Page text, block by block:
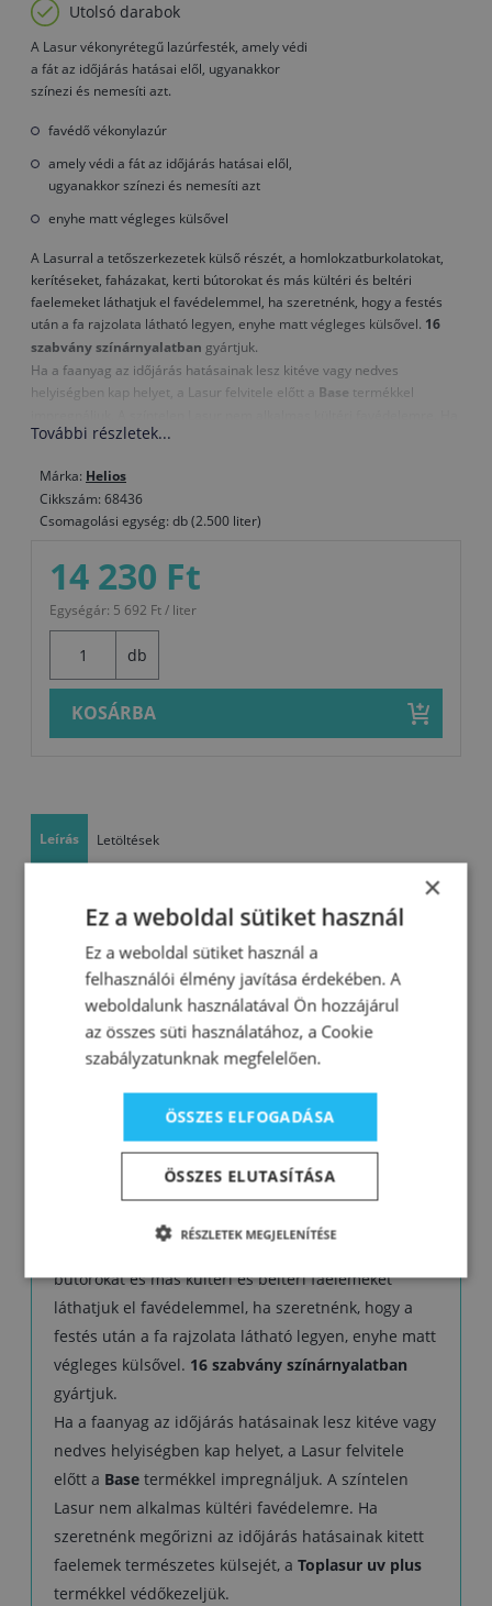
Utolsó darabok
A Lasur vékonyrétegű lazúrfesték, amely védi
a fát az időjárás hatásai elől, ugyanakkor
színezi és nemesíti azt.
favédő vékonylazúr
amely védi a fát az időjárás hatásai elől,
ugyanakkor színezi és nemesíti azt
enyhe matt végleges külsővel
A Lasurral a tetőszerkezetek külső részét, a homlokzatburkolatokat,
kerítéseket, faházakat, kerti bútorokat és más kültéri és beltéri
faelemeket láthatjuk el favédelemmel, ha szeretnénk, hogy a festés
után a fa rajzolata látható legyen, enyhe matt végleges külsővel. 16
szabvány színárnyalatban gyártjuk.
Ha a faanyag az időjárás hatásainak lesz kitéve vagy nedves
helyiségben kap helyet, a Lasur felvitele előtt a Base termékkel
szeretnénk megőrizni az időjárás hatásainak kitett faelemek
További részletek...
Márka: Helios
Cikkszám: 68436
Csomagolási egység: db (2.500 liter)
14 230 Ft
Egységár: 5 692 Ft / liter
db
KOSÁRBA
Leírás Letöltések
A Lasur vékonyrétegű lazúrfesték,
hatásai elől, ugyanakkor színezi és
nemesíti azt.
favédő vékonylazúr
hatásai elől, ugyanakkor színezi
és nemesíti azt
enyhe matt végleges külsővel
A Lasurral a tetőszerkezetek külső részét, a
bútorokat és más kültéri és beltéri faelemeket
láthatjuk el favédelemmel, ha szeretnénk, hogy a
festés után a fa rajzolata látható legyen, enyhe matt
végleges külsővel. 16 szabvány színárnyalatban
gyártjuk.
Ha a faanyag az időjárás hatásainak lesz kitéve vagy
nedves helyiségben kap helyet, a Lasur felvitele
előtt a Base termékkel impregnáljuk. A színtelen
Lasur nem alkalmas kültéri favédelemre. Ha
szeretnénk megőrizni az időjárás hatásainak kitett
faelemek természetes külsejét, a Toplasur uv plus
termékkel védőkezeljük.
×
Ez a weboldal sütiket használ
Ez a weboldal sütiket használ a
felhasználói élmény javítása érdekében. A
weboldalunk használatával Ön hozzájárul
az összes süti használatához, a Cookie
szabályzatunknak megfelelően.
ÖSSZES ELFOGADÁSA
ÖSSZES ELUTASÍTÁSA
RÉSZLETEK MEGJELENÍTÉSE